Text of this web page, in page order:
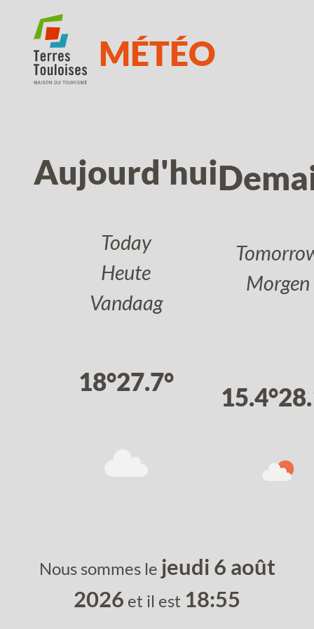
MÉTÉO
Aujourd'hui
Today
Heute
Vandaag
18°27.7°
Morgen
15.4°
Nous sommes le jeudi 6 août
2026 et il est 18:55